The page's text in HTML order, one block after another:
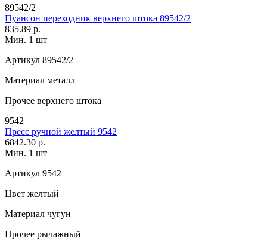
89542/2
Пуансон переходник верхнего штока 89542/2
835.89 р.
Мин. 1 шт
Артикул 89542/2
Материал металл
Прочее верхнего штока
9542
Пресс ручной желтый 9542
6842.30 р.
Мин. 1 шт
Артикул 9542
Цвет желтый
Материал чугун
Прочее рычажный